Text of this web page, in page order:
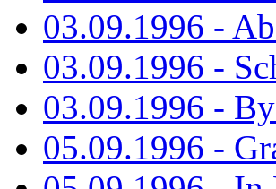
03.09.1996 -
03.09.1996 -
03.09.1996 -
05.09.1996 -